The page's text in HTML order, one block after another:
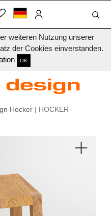
weiteren Nutzung unserer
der Cookies einverstanden.
OK
Hocker | HOCKER